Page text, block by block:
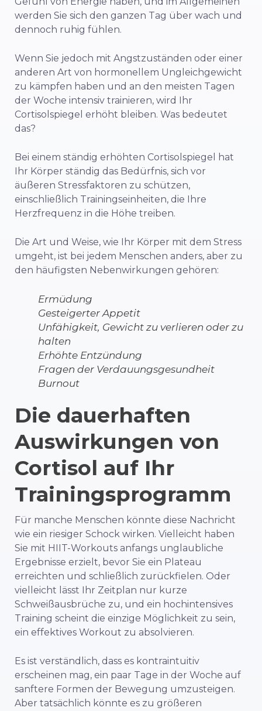
werden Sie sich den ganzen Tag über wach und
dennoch ruhig fühlen.
Wenn Sie jedoch mit Angstzuständen oder einer
anderen Art von hormonellem Ungleichgewicht
zu kämpfen haben und an den meisten Tagen
der Woche intensiv trainieren, wird Ihr
Cortisolspiegel erhöht bleiben. Was bedeutet
das?
Bei einem ständig erhöhten Cortisolspiegel hat
Ihr Körper ständig das Bedürfnis, sich vor
äußeren Stressfaktoren zu schützen,
einschließlich Trainingseinheiten, die Ihre
Herzfrequenz in die Höhe treiben.
Die Art und Weise, wie Ihr Körper mit dem Stress
umgeht, ist bei jedem Menschen anders, aber zu
den häufigsten Nebenwirkungen gehören:
Ermüdung
Gesteigerter Appetit
Unfähigkeit, Gewicht zu verlieren oder zu
halten
Erhöhte Entzündung
Fragen der Verdauungsgesundheit
Burnout
Die dauerhaften
Auswirkungen von
Cortisol auf Ihr
Trainingsprogramm
Für manche Menschen könnte diese Nachricht
wie ein riesiger Schock wirken. Vielleicht haben
Sie mit HIIT-Workouts anfangs unglaubliche
Ergebnisse erzielt, bevor Sie ein Plateau
erreichten und schließlich zurückfielen. Oder
vielleicht lässt Ihr Zeitplan nur kurze
Schweißausbrüche zu, und ein hochintensives
Training scheint die einzige Möglichkeit zu sein,
ein effektives Workout zu absolvieren.
Es ist verständlich, dass es kontraintuitiv
erscheinen mag, ein paar Tage in der Woche auf
sanftere Formen der Bewegung umzusteigen.
Aber tatsächlich könnte es zu größeren